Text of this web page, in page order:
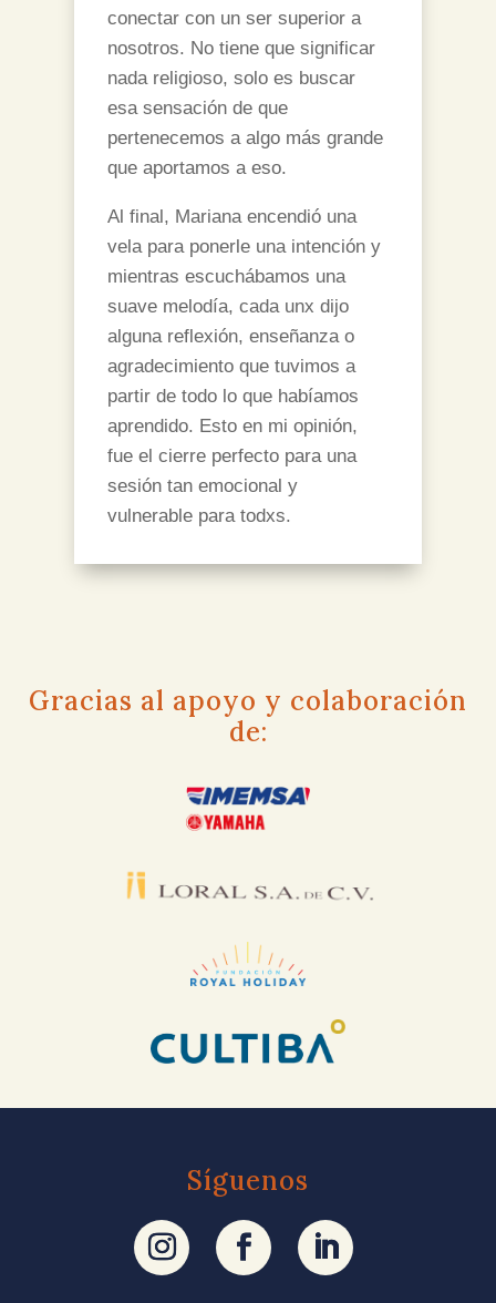
conectar con un ser superior a
nosotros. No tiene que significar
nada religioso, solo es buscar
esa sensación de que
pertenecemos a algo más grande
que aportamos a eso.
Al final, Mariana encendió una
vela para ponerle una intención y
mientras escuchábamos una
suave melodía, cada unx dijo
alguna reflexión, enseñanza o
agradecimiento que tuvimos a
partir de todo lo que habíamos
aprendido. Esto en mi opinión,
fue el cierre perfecto para una
sesión tan emocional y
vulnerable para todxs.
Gracias al apoyo y colaboración
de:
Síguenos